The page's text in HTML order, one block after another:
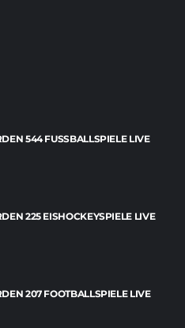
544 FUSSBALLSPIELE LIVE Ü
225 EISHOCKEYSPIELE LIVE
207 FOOTBALLSPIELE LIVE